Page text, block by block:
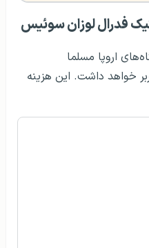
فدرال لوزان سوئیس
اروپا مسلما
خواهد داشت. این هزینه